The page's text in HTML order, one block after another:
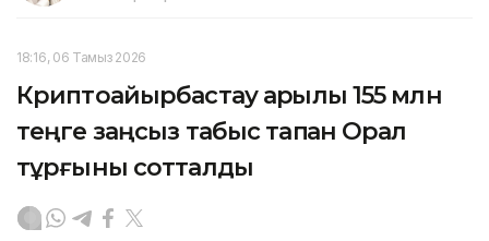
18:16, 06 Тамыз 2026
Криптоайырбастау арқылы 155 млн
теңге заңсыз табыс тапқан Орал
тұрғыны сотталды